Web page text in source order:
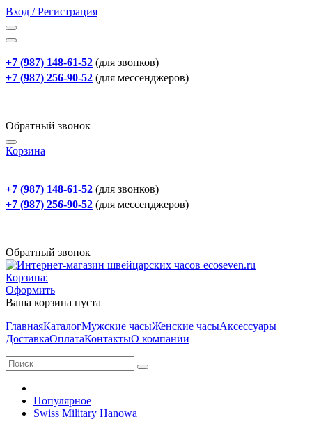
Вход / Регистрация
+7 (987) 148-61-52 (для звонков)
+7 (987) 256-90-52 (для мессенджеров)
Обратный звонок
Корзина
+7 (987) 148-61-52 (для звонков)
+7 (987) 256-90-52 (для мессенджеров)
Обратный звонок
Корзина:
Оформить
Ваша корзина пуста
ГлавнаяКаталогМужские часыЖенские часыАксессуары
ДоставкаОплатаКонтактыО компании
Популярное
Swiss Military Hanowa